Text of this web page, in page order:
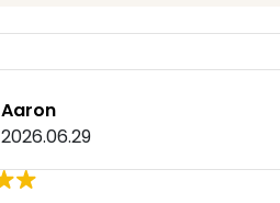
Aaron
2026.06.29